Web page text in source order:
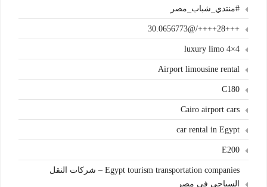
#منتدي_شباب_مصر
+++28++++/@30.0656773
4×4 luxury limo
Airport limousine rental
C180
Cairo airport cars
car rental in Egypt
E200
Egypt tourism transportation companies – شركات النقل
السياحي في مصر